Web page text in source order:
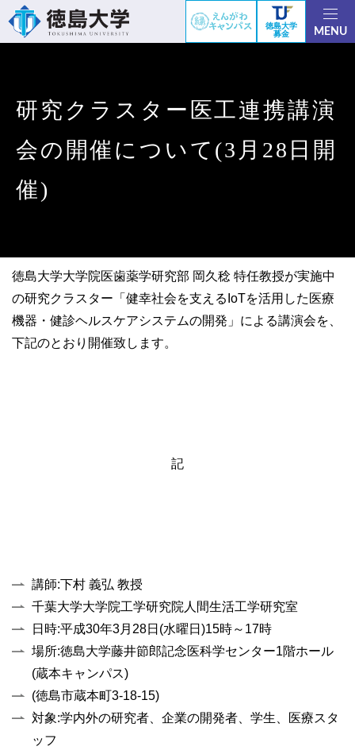
徳島大学
募金
MENU
研究クラスター医工連携講演
会の開催について(3月28日開
催)
徳島大学大学院医歯薬学研究部 岡久稔 特任教授が実施中
の研究クラスター「健幸社会を支えるIoTを活用した医療
機器・健診ヘルスケアシステムの開発」による講演会を、
下記のとおり開催致します。
記
講師:下村 義弘 教授
千葉大学大学院工学研究院人間生活工学研究室
日時:平成30年3月28日(水曜日)15時～17時
場所:徳島大学藤井節郎記念医科学センター1階ホール
(蔵本キャンパス)
(徳島市蔵本町3-18-15)
対象:学内外の研究者、企業の開発者、学生、医療スタ
ッフ